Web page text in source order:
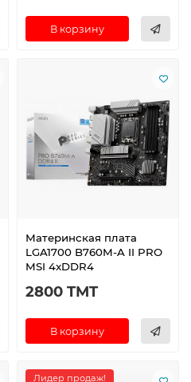
В корзину
Материнская плата
LGA1700 B760M-A II PRO
MSI 4xDDR4
2800 TMT
В корзину
Лидер продаж!